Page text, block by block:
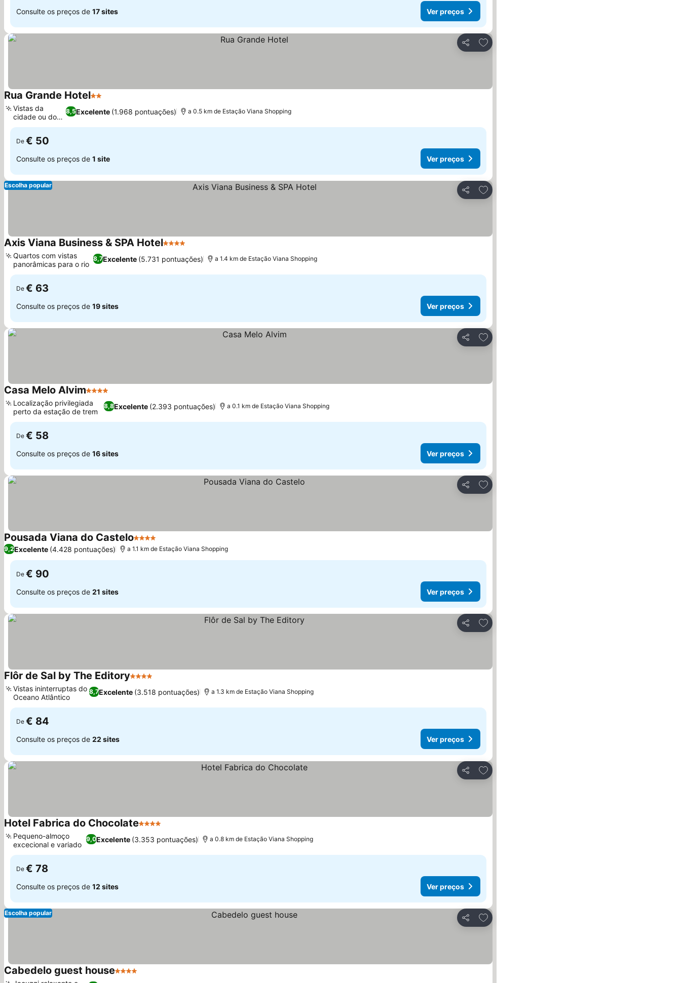
Consulte os preços de 17 sites Ver preços
Partilhar
Adicionar aos favoritos
Rua Grande Hotel2 Estrelas
8,5Excelente (1.968 pontuações)
Vistas da
cidade ou do
rio
a 0.5 km de Estação Viana Shopping
De € 50
Consulte os preços de 1 site Ver preços
Partilhar
Adicionar aos favoritos
Escolha popular
Axis Viana Business & SPA Hotel4 Estrelas
8,7Excelente (5.731 pontuações)
Quartos com vistas
panorâmicas para o rio
a 1.4 km de Estação Viana Shopping
De € 63
Consulte os preços de 19 sites Ver preços
Partilhar
Adicionar aos favoritos
Casa Melo Alvim4 Estrelas
8,8Excelente (2.393 pontuações)
Localização privilegiada
perto da estação de trem
a 0.1 km de Estação Viana Shopping
De € 58
Consulte os preços de 16 sites Ver preços
Partilhar
Adicionar aos favoritos
Pousada Viana do Castelo4 Estrelas
9,2Excelente (4.428 pontuações) a 1.1 km de Estação Viana Shopping
De € 90
Consulte os preços de 21 sites Ver preços
Partilhar
Adicionar aos favoritos
Flôr de Sal by The Editory4 Estrelas
8,7Excelente (3.518 pontuações)
Vistas ininterruptas do
Oceano Atlântico
a 1.3 km de Estação Viana Shopping
De € 84
Consulte os preços de 22 sites Ver preços
Partilhar
Adicionar aos favoritos
Hotel Fabrica do Chocolate4 Estrelas
9,0Excelente (3.353 pontuações)
Pequeno-almoço
excecional e variado
a 0.8 km de Estação Viana Shopping
De € 78
Consulte os preços de 12 sites Ver preços
Partilhar
Adicionar aos favoritos
Escolha popular
Cabedelo guest house4 Estrelas